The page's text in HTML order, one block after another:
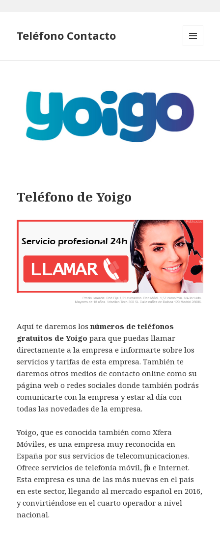
Teléfono Contacto
Teléfono de Yoigo
Aquí te daremos losnúmeros de teléfonos
gratuitos de Yoigo para que puedas llamar
directamente a la empresa e informarte sobre los
servicios y tarifas de esta empresa. También te
daremos otros medios de contacto online como su
página web o redes sociales donde también podrás
comunicarte con la empresa y estar al día con
todas las novedades de la empresa.
Yoigo, que es conocida también como Xfera
Móviles, es una empresa muy reconocida en
España por sus servicios de telecomunicaciones.
Ofrece servicios de telefonía móvil, fija e Internet.
Esta empresa es una de las más nuevas en el país
en este sector, llegando al mercado español en 2016,
y convirtiéndose en el cuarto operador a nivel
nacional.